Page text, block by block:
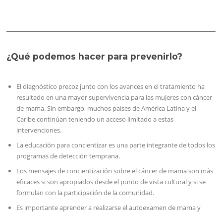
¿Qué podemos hacer para prevenirlo?
El diagnóstico precoz junto con los avances en el tratamiento ha
resultado en una mayor supervivencia para las mujeres con cáncer
de mama. Sin embargo, muchos países de América Latina y el
Caribe continúan teniendo un acceso limitado a estas
intervenciones.
La educación para concientizar es una parte integrante de todos los
programas de detección temprana.
Los mensajes de concientización sobre el cáncer de mama son más
eficaces si son apropiados desde el punto de vista cultural y si se
formulan con la participación de la comunidad.
Es importante aprender a realizarse el autoexamen de mama y